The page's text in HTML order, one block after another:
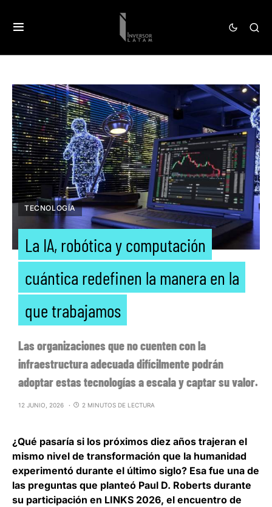
TECNOLOGÍA
La IA, robótica y computación
cuántica redefinen la manera en la
que trabajamos
Las organizaciones que no cuenten con la
infraestructura adecuada difícilmente podrán
adoptar estas tecnologías a escala y captar su valor.
12 JUNIO, 2026 2 MINUTOS DE LECTURA
¿Qué pasaría si los próximos diez años trajeran el
mismo nivel de transformación que la humanidad
experimentó durante el último siglo? Esa fue una de
las preguntas que planteó Paul D. Roberts durante
su participación en LINKS 2026, el encuentro de